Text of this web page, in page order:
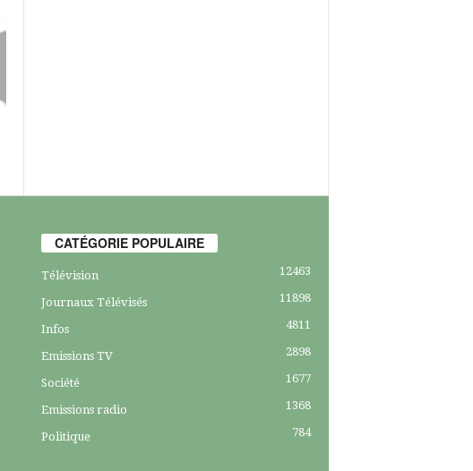
CATÉGORIE POPULAIRE
Télévision 12463
Journaux Télévisés 11898
Infos 4811
Emissions TV 2898
Société 1677
Emissions radio 1368
Politique 784